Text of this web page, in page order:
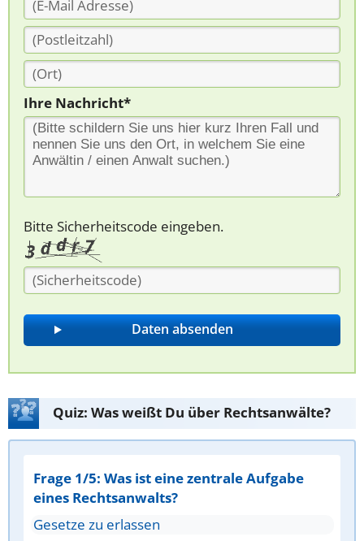
Ihre Nachricht*
Bitte Sicherheitscode eingeben.
Quiz: Was weißt Du über Rechtsanwälte?
Frage 1/5: Was ist eine zentrale Aufgabe
eines Rechtsanwalts?
Gesetze zu erlassen